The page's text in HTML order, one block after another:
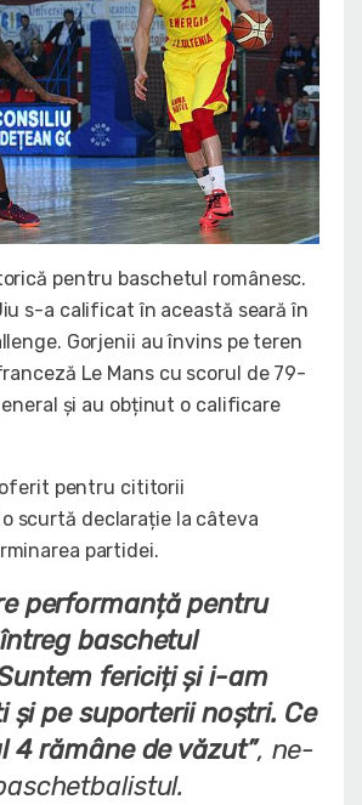
pentru baschetul românesc.
s-a calificat în această seară în
Gorjenii au învins pe teren
Le Mans cu scorul de 79-
și au obținut o calificare
oferit pentru cititorii
o scurtă declarație la câteva
partidei.
performanță pentru
baschetul
fericiți și i-am
și pe suporterii noștri. Ce
4 rămâne de văzut”, ne-